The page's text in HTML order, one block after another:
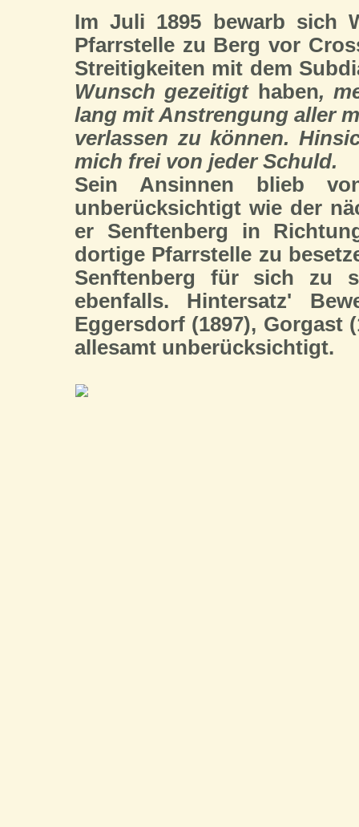
Im Juli 1895 bewarb sich
Pfarrstelle zu Berg vor
Streitigkeiten mit dem
Wunsch gezeitigthaben,
lang mit Anstrengung aller
verlassen zu können.
mich frei von jeder Schuld.
Sein Ansinnen blieb
unberücksichtigt wie der
er Senftenberg in
dortige Pfarrstelle zu
Senftenberg für sich zu
ebenfalls. Hintersatz'
Eggersdorf (1897), Gorgast
allesamt unberücksichtigt.